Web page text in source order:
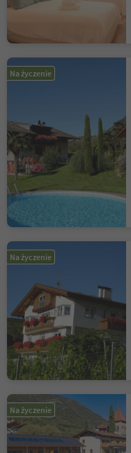
Na życzenie
Na życzenie
Na życzenie